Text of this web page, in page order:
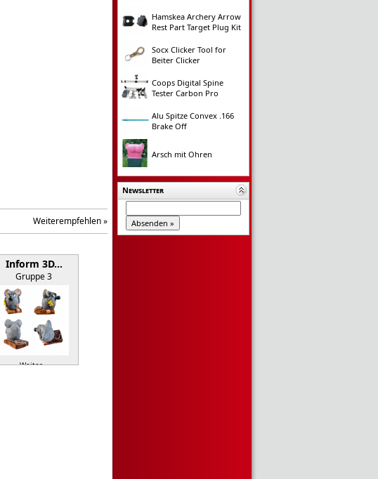
Weiterempfehlen »
Inform 3D…
Gruppe 3
Weiter »
Hamskea Archery Arrow
Rest Part Target Plug Kit
Socx Clicker Tool for
Beiter Clicker
Coops Digital Spine
Tester Carbon Pro
Alu Spitze Convex .166
Brake Off
Arsch mit Ohren
Newsletter